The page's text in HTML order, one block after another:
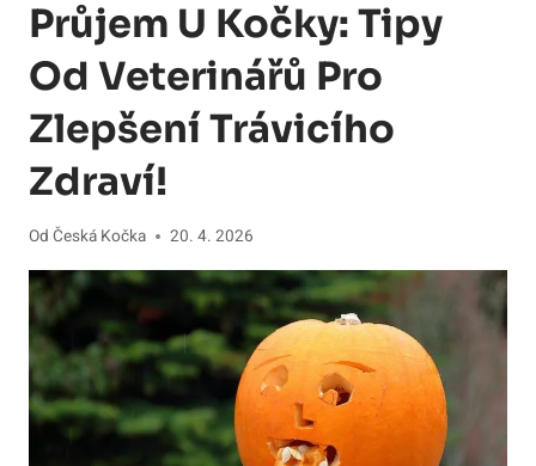
Průjem U Kočky: Tipy
Od Veterinářů Pro
Zlepšení Trávicího
Zdraví!
Od Česká Kočka 20. 4. 2026